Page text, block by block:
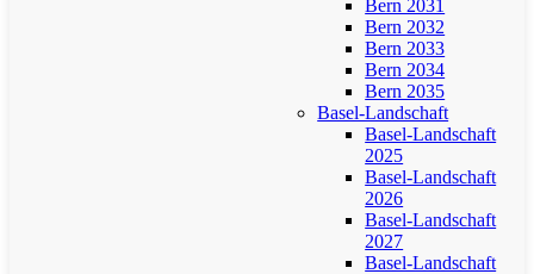
Bern 2031
Bern 2032
Bern 2033
Bern 2034
Bern 2035
Basel-Landschaft
Basel-Landschaft
2025
Basel-Landschaft
2026
Basel-Landschaft
2027
Basel-Landschaft